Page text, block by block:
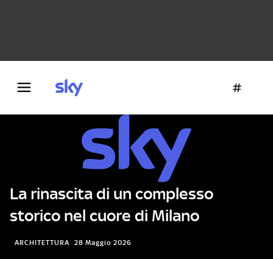
La rinascita di un complesso
storico nel cuore di Milano
ARCHITETTURA 28 Maggio 2026